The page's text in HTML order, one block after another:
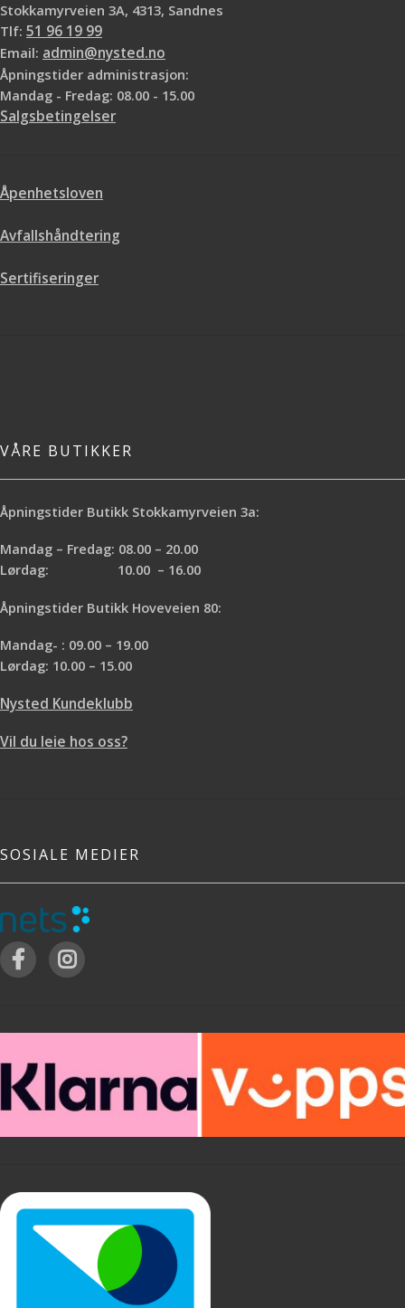
Stokkamyrveien 3A, 4313, Sandnes
Tlf: 51 96 19 99
Email: admin@nysted.no
Åpningstider administrasjon:
Mandag - Fredag: 08.00 - 15.00
Salgsbetingelser
Åpenhetsloven
Avfallshåndtering
Sertifiseringer
VÅRE BUTIKKER
Åpningstider Butikk Stokkamyrveien 3a:
Mandag – Fredag: 08.00 – 20.00
Lørdag: 10.00 – 16.00
Åpningstider Butikk Hoveveien 80:
Mandag- : 09.00 – 19.00
Lørdag: 10.00 – 15.00
Nysted Kundeklubb
Vil du leie hos oss?
SOSIALE MEDIER